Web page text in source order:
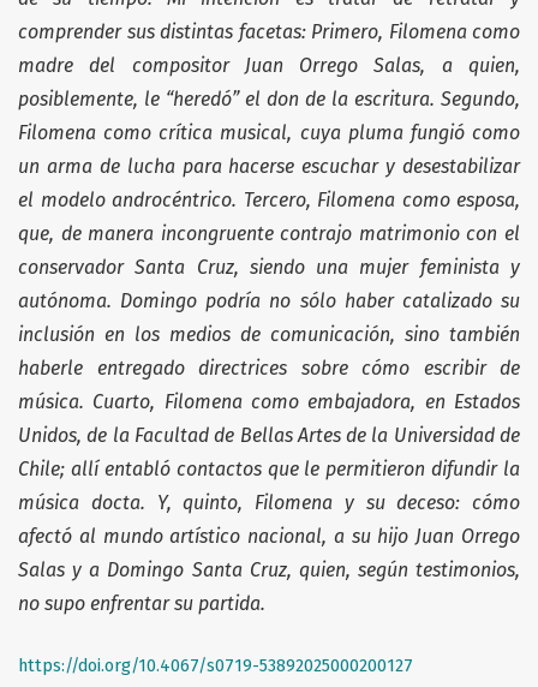
comprender sus distintas facetas: Primero, Filomena como
madre del compositor Juan Orrego Salas, a quien,
posiblemente, le “heredó” el don de la escritura. Segundo,
Filomena como crítica musical, cuya pluma fungió como
un arma de lucha para hacerseescuchar y desestabilizar
el modelo androcéntrico. Tercero, Filomena como esposa,
que, de manera incongruente contrajo matrimonio con el
conservador Santa Cruz, siendo una mujer feminista y
autónoma. Domingo podría no sólo haber catalizado su
inclusión en los medios de comunicación, sino también
haberle entregado directrices sobre cómo escribir de
música. Cuarto, Filomena como embajadora, en Estados
Unidos, de la Facultad de Bellas Artes de la Universidad de
Chile; allí entabló contactos que le permitieron difundir la
música docta. Y, quinto, Filomena y su deceso: cómo
afectó al mundo artístico nacional, a su hijo Juan Orrego
Salas y a Domingo Santa Cruz, quien, según testimonios,
no supo enfrentar su partida.
https://doi.org/10.4067/s0719-53892025000200127